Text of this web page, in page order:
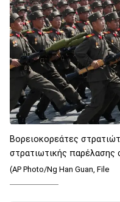
Βορειοκορεάτες
στρατιωτικής παρέλασης
(AP Photo/Ng Han Guan, File